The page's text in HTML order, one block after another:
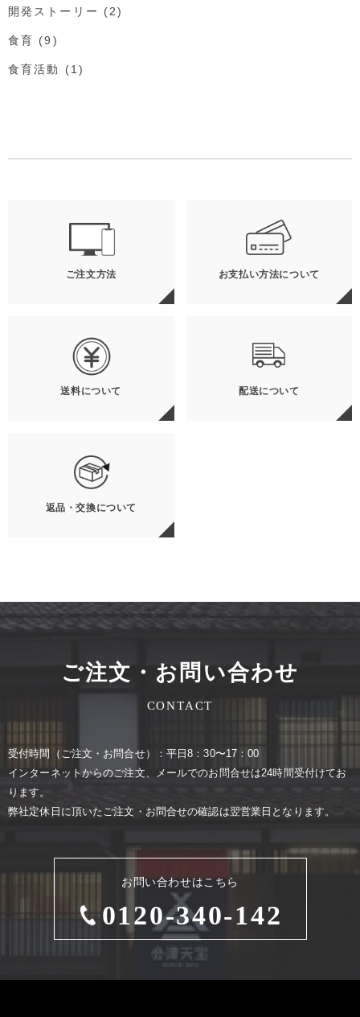
開発ストーリー (2)
食育 (9)
食育活動 (1)
ご注文方法 お支払い方法について
送料について 配送について
返品・交換について
ご注文・お問い合わせ
CONTACT
お問い合わせはこちら
0120-340-142
受付時間（ご注⽂・お問合せ）：平⽇8：30〜17：00
インターネットからのご注⽂、メールでのお問合せは24時間受付けてお
ります。
弊社定休⽇に頂いたご注⽂・お問合せの確認は翌営業⽇となります。